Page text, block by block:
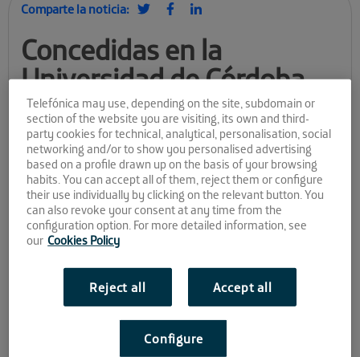
Comparte la noticia:
Concedidas en la
Universidad de Córdoba
las becas de postgrado del
programa Andalucía Open
Future
Programa de Becas egresados
Con un acto celebrado en la Sala Mudéjar del Rectorado en el
que se han hecho entrega de sus credenciales a los
alumnos de máster de laUniversidad de Córdobaque han
participado en el proyecto
Andalucía Open Future, promovido
por la Junta de Andalucía y Telefónica junto a las
Universidades andaluzas, ha concluido hoy el
concedidas por Andalucía Open Future para
estudios de postgrado en el ámbito de la innovación y
Telefónica may use, depending on the site, subdomain or
section of the website you are visiting, its own and third-
party cookies for technical, analytical, personalisation, social
networking and/or to show you personalised advertising
based on a profile drawn up on the basis of your browsing
habits. You can accept all of them, reject them or configure
their use individually by clicking on the relevant button. You
can also revoke your consent at any time from the
configuration option. For more detailed information, see
our Cookies Policy
Reject all Accept all
Configure